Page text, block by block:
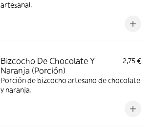
artesanal.
Bizcocho De Chocolate Y
Naranja (Porción)
2,75 €
Porción de bizcocho artesano de chocolate
y naranja.